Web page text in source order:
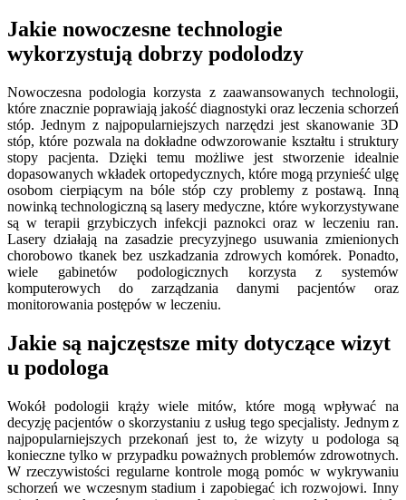
Jakie nowoczesne technologie
wykorzystują dobrzy podolodzy
Nowoczesna podologia korzysta z zaawansowanych technologii,
które znacznie poprawiają jakość diagnostyki oraz leczenia schorzeń
stóp. Jednym z najpopularniejszych narzędzi jest skanowanie 3D
stóp, które pozwala na dokładne odwzorowanie kształtu i struktury
stopy pacjenta. Dzięki temu możliwe jest stworzenie idealnie
dopasowanych wkładek ortopedycznych, które mogą przynieść ulgę
osobom cierpiącym na bóle stóp czy problemy z postawą. Inną
nowinką technologiczną są lasery medyczne, które wykorzystywane
są w terapii grzybiczych infekcji paznokci oraz w leczeniu ran.
Lasery działają na zasadzie precyzyjnego usuwania zmienionych
chorobowo tkanek bez uszkadzania zdrowych komórek. Ponadto,
wiele gabinetów podologicznych korzysta z systemów
komputerowych do zarządzania danymi pacjentów oraz
monitorowania postępów w leczeniu.
Jakie są najczęstsze mity dotyczące wizyt
u podologa
Wokół podologii krąży wiele mitów, które mogą wpływać na
decyzję pacjentów o skorzystaniu z usług tego specjalisty. Jednym z
najpopularniejszych przekonań jest to, że wizyty u podologa są
konieczne tylko w przypadku poważnych problemów zdrowotnych.
W rzeczywistości regularne kontrole mogą pomóc w wykrywaniu
schorzeń we wczesnym stadium i zapobiegać ich rozwojowi. Inny